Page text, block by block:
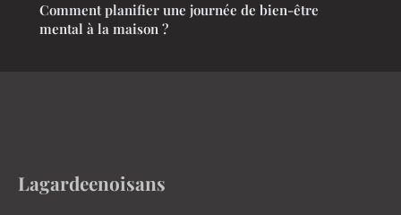
Comment planifier une journée de bien-être
mental à la maison ?
Lagardeenoisans